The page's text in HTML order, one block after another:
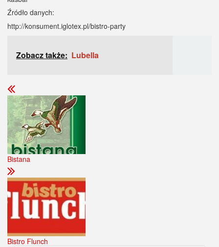
Źródło danych:
http://konsument.iglotex.pl/bistro-party
Zobacz także: Lubella
Bistana
Bistro Flunch